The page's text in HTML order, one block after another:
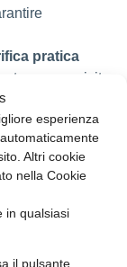
esperienza
Altri cookie
nella Cookie
in qualsiasi
il pulsante
pratica
acquisite
cinque
agli operatori
dimantenere